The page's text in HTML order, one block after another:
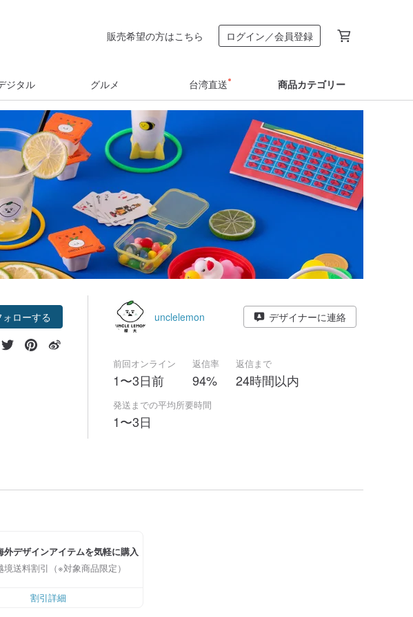
販売希望の方はこちら ログイン／会員登録
ジタル グルメ 台湾直送 商品カテゴリー
ォローする unclelemon デザイナーに連絡
前回オンライン
1〜3日前
返信率
94%
返信まで
24時間以内
発送までの平均所要時間
1〜3日
外デザインアイテムを気軽に購入
境送料割引（※対象商品限定）
割引詳細